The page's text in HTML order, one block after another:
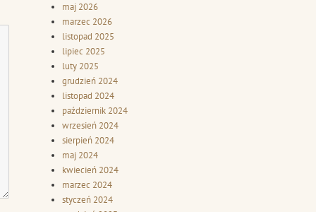
maj 2026
marzec 2026
listopad 2025
lipiec 2025
luty 2025
grudzień 2024
listopad 2024
październik 2024
wrzesień 2024
sierpień 2024
maj 2024
kwiecień 2024
marzec 2024
styczeń 2024